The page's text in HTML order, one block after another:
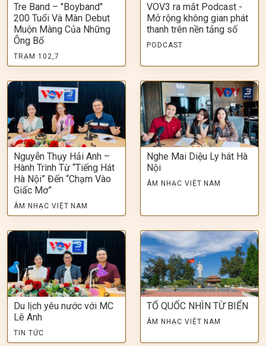
Tre Band – "Boyband"
200 Tuổi Và Màn Debut
Muộn Màng Của Những
Ông Bố
TRẠM 102,7
VOV3 ra mắt Podcast -
Mở rộng không gian phát
thanh trên nền tảng số
PODCAST
Nguyễn Thụy Hải Anh –
Hành Trình Từ “Tiếng Hát
Hà Nội” Đến “Chạm Vào
Giấc Mơ”
ÂM NHẠC VIỆT NAM
Nghe Mai Diệu Ly hát Hà
Nội
ÂM NHẠC VIỆT NAM
Du lịch yêu nước với MC
Lê Anh
TIN TỨC
TỔ QUỐC NHÌN TỪ BIỂN
ÂM NHẠC VIỆT NAM